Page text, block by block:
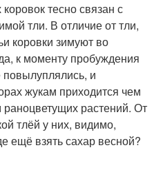
тесно связан с
тли. В отличие от тли,
коровки зимуют во
к моменту пробуждения
и
жукам приходится чем
растений. От
тлёй у них, видимо,
ещё взять сахар весной?